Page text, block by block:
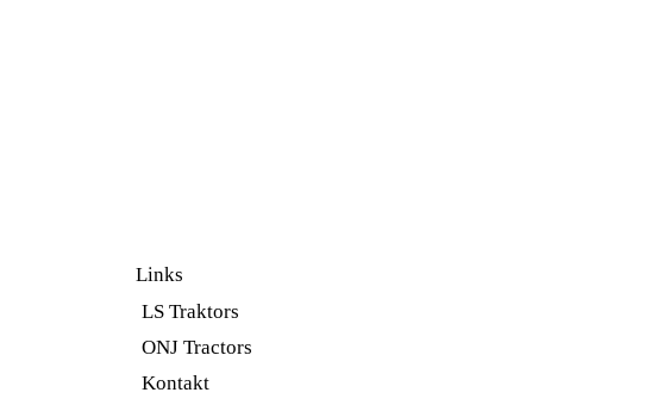
Links
LS Traktors
ONJ Tractors
Kontakt